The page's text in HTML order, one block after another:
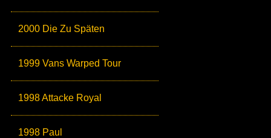
2000 Die Zu Späten
1999 Vans Warped Tour
1998 Attacke Royal
1998 Paul